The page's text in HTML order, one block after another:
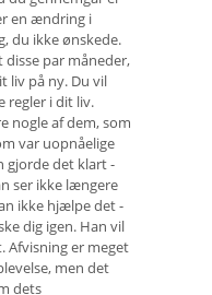
en ændring i
du ikke ønskede.
par måneder,
liv på ny. Du vil
regler i dit liv.
nogle af dem, som
var uopnåelige
gjorde det klart -
ser ikke længere
ikke hjælpe det -
dig igen. Han vil
Afvisning er meget
men det
dets